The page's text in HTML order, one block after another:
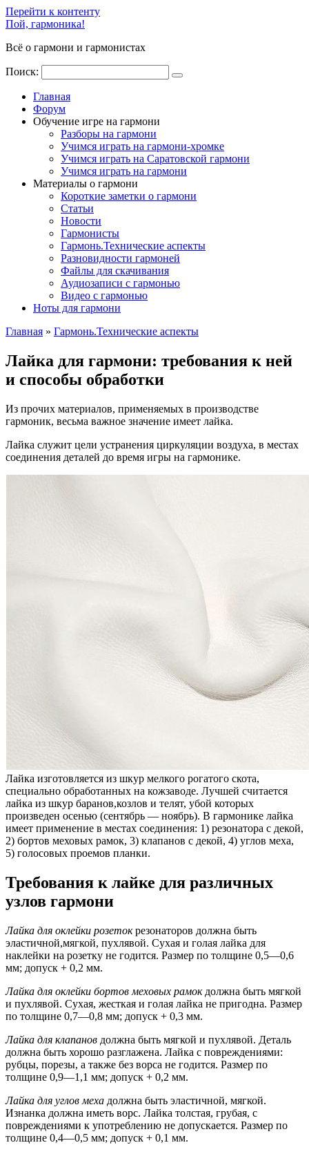
Перейти к контенту
Пой, гармоника!
Всё о гармони и гармонистах
Поиск:
Главная
Форум
Обучение игре на гармони
Разборы на гармони
Учимся играть на гармони-хромке
Учимся играть на Саратовской гармони
Учимся играть на гармони
Материалы о гармони
Короткие заметки о гармони
Cтатьи
Новости
Гармонисты
Гармонь.Технические аспекты
Разновидности гармоней
Файлы для скачивания
Аудиозаписи с гармонью
Видео с гармонью
Ноты для гармони
Главная » Гармонь.Технические аспекты
Лайка для гармони: требования к ней
и способы обработки
Из прочих материалов, применяемых в производстве
гармоник, весьма важное значение имеет лайка.
Лайка служит цели устранения циркуляции воздуха, в местах
соединения деталей до время игры на гармонике.
Лайка изготовляется из шкур мелкого рогатого скота,
специально обработанных на кожзаводе. Лучшей считается
лайка из шкур баранов,козлов и телят, убой которых
произведен осенью (сентябрь — ноябрь). В гармонике лайка
имеет применение в местах соединения: 1) резонатора с декой,
2) бортов меховых рамок, 3) клапанов с декой, 4) углов меха,
5) голосовых проемов планки.
Требования к лайке для различных
узлов гармони
Лайка для оклейки розетокрезонаторов должна быть
эластичной,мягкой, пухлявой. Сухая и голая лайка для
наклейки на розетку не годится. Размер по толщине 0,5—0,6
мм; допуск + 0,2 мм.
Лайка для оклейки бортов меховых рамокдолжна быть мягкой
и пухлявой. Сухая, жесткая и голая лайка не пригодна. Размер
по толщине 0,7—0,8 мм; допуск + 0,3 мм.
Лайка для клапанов должна быть мягкой и пухлявой. Деталь
должна быть хорошо разглажена. Лайка с повреждениями:
рубцы, порезы, а также без ворса не годится. Размер по
толщине 0,9—1,1 мм; допуск + 0,2 мм.
Лайка для углов меха должна быть эластичной, мягкой.
Изнанка должна иметь ворс. Лайка толстая, грубая, с
повреждениями к употреблению не допускается. Размер по
толщине 0,4—0,5 мм; допуск + 0,1 мм.